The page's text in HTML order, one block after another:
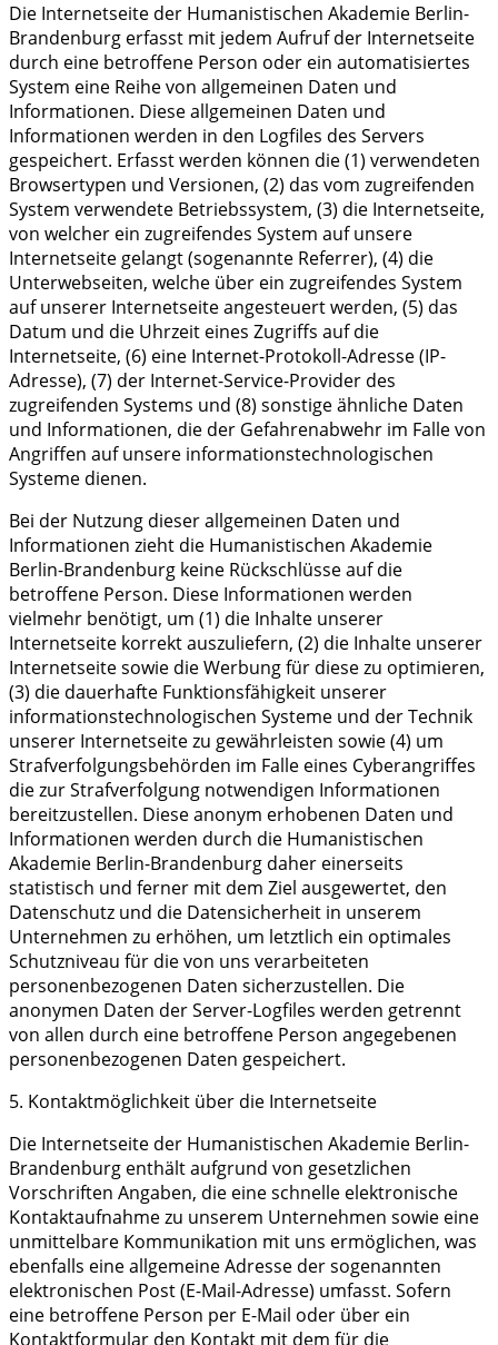
Die Internetseite der Humanistischen Akademie Berlin-
Brandenburg erfasst mit jedem Aufruf der Internetseite
durch eine betroffene Person oder ein automatisiertes
System eine Reihe von allgemeinen Daten und
Informationen. Diese allgemeinen Daten und
Informationen werden in den Logfiles des Servers
gespeichert. Erfasst werden können die (1) verwendeten
Browsertypen und Versionen, (2) das vom zugreifenden
System verwendete Betriebssystem, (3) die Internetseite,
von welcher ein zugreifendes System auf unsere
Internetseite gelangt (sogenannte Referrer), (4) die
Unterwebseiten, welche über ein zugreifendes System
auf unserer Internetseite angesteuert werden, (5) das
Datum und die Uhrzeit eines Zugriffs auf die
Internetseite, (6) eine Internet-Protokoll-Adresse (IP-
Adresse), (7) der Internet-Service-Provider des
zugreifenden Systems und (8) sonstige ähnliche Daten
und Informationen, die der Gefahrenabwehr im Falle von
Angriffen auf unsere informationstechnologischen
Systeme dienen.
Bei der Nutzung dieser allgemeinen Daten und
Informationen zieht die Humanistischen Akademie
Berlin-Brandenburg keine Rückschlüsse auf die
betroffene Person. Diese Informationen werden
vielmehr benötigt, um (1) die Inhalte unserer
Internetseite korrekt auszuliefern, (2) die Inhalte unserer
Internetseite sowie die Werbung für diese zu optimieren,
(3) die dauerhafte Funktionsfähigkeit unserer
informationstechnologischen Systeme und der Technik
unserer Internetseite zu gewährleisten sowie (4) um
Strafverfolgungsbehörden im Falle eines Cyberangriffes
die zur Strafverfolgung notwendigen Informationen
bereitzustellen. Diese anonym erhobenen Daten und
Informationen werden durch die Humanistischen
Akademie Berlin-Brandenburg daher einerseits
statistisch und ferner mit dem Ziel ausgewertet, den
Datenschutz und die Datensicherheit in unserem
Unternehmen zu erhöhen, um letztlich ein optimales
Schutzniveau für die von uns verarbeiteten
personenbezogenen Daten sicherzustellen. Die
anonymen Daten der Server-Logfiles werden getrennt
von allen durch eine betroffene Person angegebenen
personenbezogenen Daten gespeichert.
5. Kontaktmöglichkeit über die Internetseite
Die Internetseite der Humanistischen Akademie Berlin-
Brandenburg enthält aufgrund von gesetzlichen
Vorschriften Angaben, die eine schnelle elektronische
Kontaktaufnahme zu unserem Unternehmen sowie eine
unmittelbare Kommunikation mit uns ermöglichen, was
ebenfalls eine allgemeine Adresse der sogenannten
elektronischen Post (E-Mail-Adresse) umfasst. Sofern
eine betroffene Person per E-Mail oder über ein
Kontaktformular den Kontakt mit dem für die